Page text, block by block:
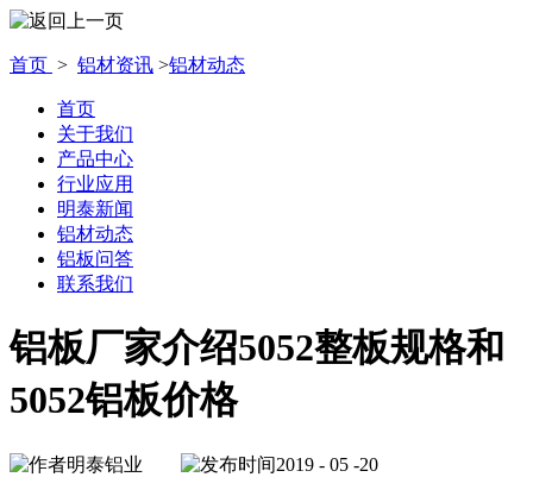
首页 > 铝材资讯 >铝材动态
首页
关于我们
产品中心
行业应用
明泰新闻
铝材动态
铝板问答
联系我们
铝板厂家介绍5052整板规格和
5052铝板价格
明泰铝业 2019 - 05 -20